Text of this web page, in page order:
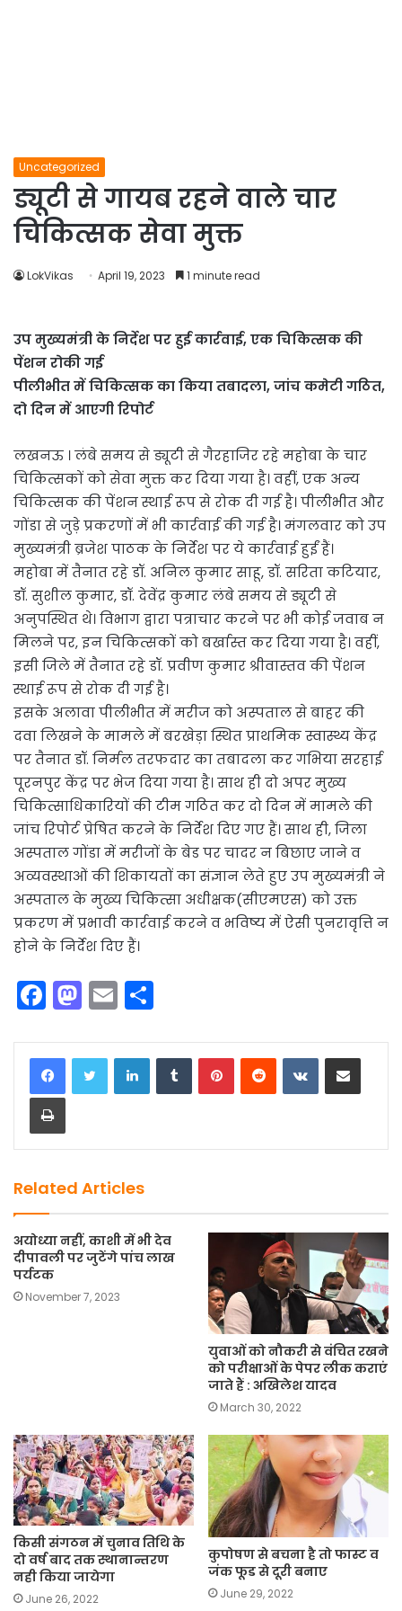
Uncategorized
ड्यूटी से गायब रहने वाले चार
चिकित्सक सेवा मुक्त
LokVikas April 19, 2023 1 minute read
उप मुख्यमंत्री के निर्देश पर हुई कार्रवाई, एक चिकित्सक की
पेंशन रोकी गई
पीलीभीत में चिकित्सक का किया तबादला, जांच कमेटी गठित,
दो दिन में आएगी रिपोर्ट
लखनऊ । लंबे समय से ड्यूटी से गैरहाजिर रहे महोबा के चार
चिकित्सकों को सेवा मुक्त कर दिया गया है। वहीं, एक अन्य
चिकित्सक की पेंशन स्थाई रूप से रोक दी गई है। पीलीभीत और
गोंडा से जुड़े प्रकरणों में भी कार्रवाई की गई है। मंगलवार को उप
मुख्यमंत्री ब्रजेश पाठक के निर्देश पर ये कार्रवाई हुईं हैं।
महोबा में तैनात रहे डॉ. अनिल कुमार साहू, डॉ. सरिता कटियार,
डॉ. सुशील कुमार, डॉ. देवेंद्र कुमार लंबे समय से ड्यूटी से
अनुपस्थित थे। विभाग द्वारा पत्राचार करने पर भी कोई जवाब न
मिलने पर, इन चिकित्सकों को बर्खास्त कर दिया गया है। वहीं,
इसी जिले में तैनात रहे डॉ. प्रवीण कुमार श्रीवास्तव की पेंशन
स्थाई रूप से रोक दी गई है।
इसके अलावा पीलीभीत में मरीज को अस्पताल से बाहर की
दवा लिखने के मामले में बरखेड़ा स्थित प्राथमिक स्वास्थ्य केंद्र
पर तैनात डॉ. निर्मल तरफदार का तबादला कर गभिया सरहाई
पूरनपुर केंद्र पर भेज दिया गया है। साथ ही दो अपर मुख्य
चिकित्साधिकारियों की टीम गठित कर दो दिन में मामले की
जांच रिपोर्ट प्रेषित करने के निर्देश दिए गए हैं। साथ ही, जिला
अस्पताल गोंडा में मरीजों के बेड पर चादर न बिछाए जाने व
अव्यवस्थाओं की शिकायतों का संज्ञान लेते हुए उप मुख्यमंत्री ने
अस्पताल के मुख्य चिकित्सा अधीक्षक(सीएमएस) को उक्त
प्रकरण में प्रभावी कार्रवाई करने व भविष्य में ऐसी पुनरावृत्ति न
होने के निर्देश दिए हैं।
F
a
c
e
b
o
k
M
a
st
o
o
E
m
ai ar
LinkedInTumblrPinterestReddit VKontakteShare via Email
Print
Related Articles
अयोध्या नहीं, काशी में भी देव
दीपावली पर जुटेंगे पांच लाख
पर्यटक
November 7, 2023
युवाओं को नौकरी से वंचित रखने
को परीक्षाओं के पेपर लीक कराएं
जाते हैं : अखिलेश यादव
March 30, 2022
किसी संगठन में चुनाव तिथि के
दो वर्ष बाद तक स्थानान्तरण
नही किया जायेगा
June 26, 2022
कुपोषण से बचना है तो फास्ट व
जंक फूड से दूरी बनाए
June 29, 2022